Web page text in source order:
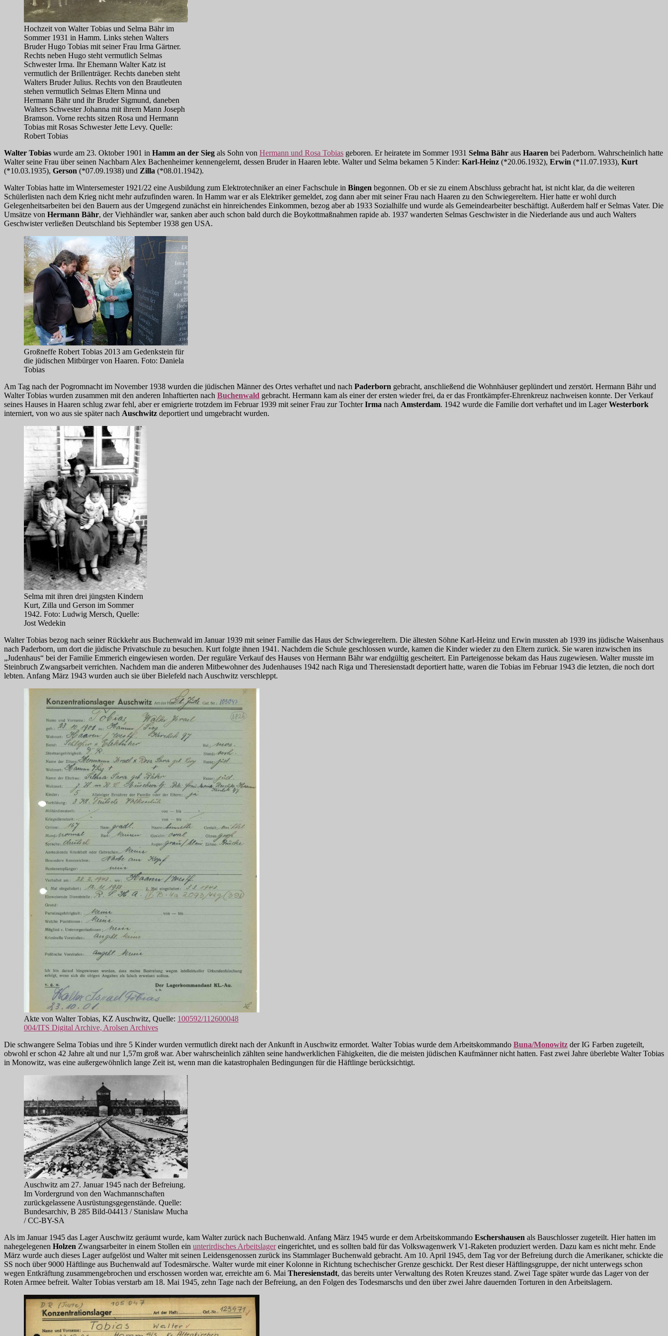
Hochzeit von Walter Tobias und Selma Bähr im
Sommer 1931 in Hamm. Links stehen Walters
Bruder Hugo Tobias mit seiner Frau Irma Gärtner.
Rechts neben Hugo steht vermutlich Selmas
Schwester Irma. Ihr Ehemann Walter Katz ist
vermutlich der Brillenträger. Rechts daneben steht
Walters Bruder Julius. Rechts von den Brautleuten
stehen vermutlich Selmas Eltern Minna und
Hermann Bähr und ihr Bruder Sigmund, daneben
Walters Schwester Johanna mit ihrem Mann Joseph
Bramson. Vorne rechts sitzen Rosa und Hermann
Tobias mit Rosas Schwester Jette Levy. Quelle:
Robert Tobias
Walter Tobias wurde am 23. Oktober 1901 in Hamm an der Sieg als Sohn von Hermann und Rosa Tobias geboren. Er heiratete im Sommer 1931 Selma Bähr aus Haaren bei Paderborn. Wahrscheinlich hatte
Walter seine Frau über seinen Nachbarn Alex Bachenheimer kennengelernt, dessen Bruder in Haaren lebte. Walter und Selma bekamen 5 Kinder: Karl-Heinz (*20.06.1932), Erwin (*11.07.1933), Kurt
(*10.03.1935), Gerson (*07.09.1938) und Zilla (*08.01.1942).
Walter Tobias hatte im Wintersemester 1921/22 eine Ausbildung zum Elektrotechniker an einer Fachschule in Bingen begonnen. Ob er sie zu einem Abschluss gebracht hat, ist nicht klar, da die weiteren
Schülerlisten nach dem Krieg nicht mehr aufzufinden waren. In Hamm war er als Elektriker gemeldet, zog dann aber mit seiner Frau nach Haaren zu den Schwiegereltern. Hier hatte er wohl durch
Gelegenheitsarbeiten bei den Bauern aus der Umgegend zunächst ein hinreichendes Einkommen, bezog aber ab 1933 Sozialhilfe und wurde als Gemeindearbeiter beschäftigt. Außerdem half er Selmas Vater. Die
Umsätze von Hermann Bähr, der Viehhändler war, sanken aber auch schon bald durch die Boykottmaßnahmen rapide ab. 1937 wanderten Selmas Geschwister in die Niederlande aus und auch Walters
Geschwister verließen Deutschland bis September 1938 gen USA.
Großneffe Robert Tobias 2013 am Gedenkstein für
die jüdischen Mitbürger von Haaren. Foto: Daniela
Tobias
Am Tag nach der Pogromnacht im November 1938 wurden die jüdischen Männer des Ortes verhaftet und nach Paderborn gebracht, anschließend die Wohnhäuser geplündert und zerstört. Hermann Bähr und
Walter Tobias wurden zusammen mit den anderen Inhaftierten nach Buchenwald gebracht. Hermann kam als einer der ersten wieder frei, da er das Frontkämpfer-Ehrenkreuz nachweisen konnte. Der Verkauf
seines Hauses in Haaren schlug zwar fehl, aber er emigrierte trotzdem im Februar 1939 mit seiner Frau zur TochterIrma nach Amsterdam. 1942 wurde die Familie dort verhaftet und im LagerWesterbork
interniert, von wo aus sie später nach Auschwitz deportiert und umgebracht wurden.
Selma mit ihren drei jüngsten Kindern
Kurt, Zilla und Gerson im Sommer
1942. Foto: Ludwig Mersch, Quelle:
Jost Wedekin
Walter Tobias bezog nach seiner Rückkehr aus Buchenwald im Januar 1939 mit seiner Familie das Haus der Schwiegereltern. Die ältesten Söhne Karl-Heinz und Erwin mussten ab 1939 ins jüdische Waisenhaus
nach Paderborn, um dort die jüdische Privatschule zu besuchen. Kurt folgte ihnen 1941. Nachdem die Schule geschlossen wurde, kamen die Kinder wieder zu den Eltern zurück. Sie waren inzwischen ins
„Judenhaus“ bei der Familie Emmerich eingewiesen worden. Der reguläre Verkauf des Hauses von Hermann Bähr war endgültig gescheitert. Ein Parteigenosse bekam das Haus zugewiesen. Walter musste im
Steinbruch Zwangsarbeit verrichten. Nachdem man die anderen Mitbewohner des Judenhauses 1942 nach Riga und Theresienstadt deportiert hatte, waren die Tobias im Februar 1943 die letzten, die noch dort
lebten. Anfang März 1943 wurden auch sie über Bielefeld nach Auschwitz verschleppt.
Akte von Walter Tobias, KZ Auschwitz, Quelle: 100592/112600048
004/ITS Digital Archive, Arolsen Archives
Die schwangere Selma Tobias und ihre 5 Kinder wurden vermutlich direkt nach der Ankunft in Auschwitz ermordet. Walter Tobias wurde dem Arbeitskommando Buna/Monowitz der IG Farben zugeteilt,
obwohl er schon 42 Jahre alt und nur 1,57m groß war. Aber wahrscheinlich zählten seine handwerklichen Fähigkeiten, die die meisten jüdischen Kaufmänner nicht hatten. Fast zwei Jahre überlebte Walter Tobias
in Monowitz, was eine außergewöhnlich lange Zeit ist, wenn man die katastrophalen Bedingungen für die Häftlinge berücksichtigt.
Auschwitz am 27. Januar 1945 nach der Befreiung.
Im Vordergrund von den Wachmannschaften
zurückgelassene Ausrüstungsgegenstände. Quelle:
Bundesarchiv, B 285 Bild-04413 / Stanislaw Mucha
/ CC-BY-SA
Als im Januar 1945 das Lager Auschwitz geräumt wurde, kam Walter zurück nach Buchenwald. Anfang März 1945 wurde er dem Arbeitskommando Eschershausen als Bauschlosser zugeteilt. Hier hatten im
nahegelegenen Holzen Zwangsarbeiter in einem Stollen ein unterirdisches Arbeitslagereingerichtet, und es sollten bald für das Volkswagenwerk V1-Raketen produziert werden. Dazu kam es nicht mehr. Ende
März wurde auch dieses Lager aufgelöst und Walter mit seinen Leidensgenossen zurück ins Stammlager Buchenwald gebracht. Am 10. April 1945, dem Tag vor der Befreiung durch die Amerikaner, schickte die
SS noch über 9000 Häftlinge aus Buchenwald auf Todesmärsche. Walter wurde mit einer Kolonne in Richtung tschechischer Grenze geschickt. Der Rest dieser Häftlingsgruppe, der nicht unterwegs schon
wegen Entkräftung zusammengebrochen und erschossen worden war, erreichte am 6. Mai Theresienstadt, das bereits unter Verwaltung des Roten Kreuzes stand. Zwei Tage später wurde das Lager von der
Roten Armee befreit. Walter Tobias verstarb am 18. Mai 1945, zehn Tage nach der Befreiung, an den Folgen des Todesmarschs und den über zwei Jahre dauernden Torturen in den Arbeitslagern.